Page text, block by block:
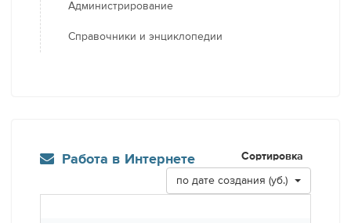
Администрирование
Справочники и энциклопедии
Работа в Интернете Сортировка
по дате создания (уб.)